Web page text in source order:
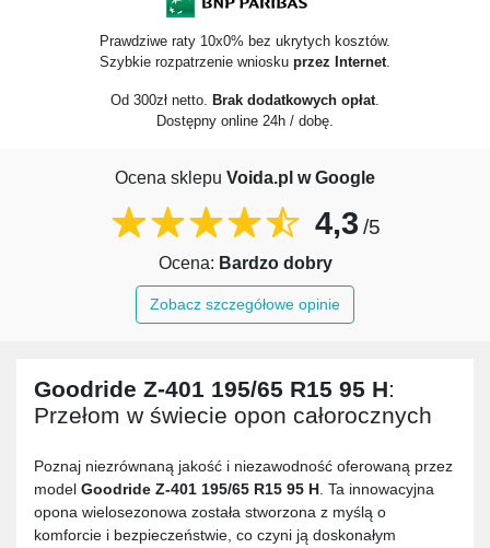
Prawdziwe raty 10x0% bez ukrytych kosztów.
Szybkie rozpatrzenie wniosku przez Internet
Od 300zł netto. Brak dodatkowych opłat
Dostępny online 24h / dobę.
Ocena sklepu Voida.pl w Google
4,3 /5
Ocena: Bardzo dobry
Zobacz szczegółowe opinie
Goodride Z-401 195/65 R15 95 H:
Przełom w świecie opon całorocznych
Poznaj niezrównaną jakość i niezawodność oferowaną przez
model Goodride Z-401 195/65 R15 95 H. Ta innowacyjna
opona wielosezonowa została stworzona z myślą o
komforcie i bezpieczeństwie, co czyni ją doskonałym